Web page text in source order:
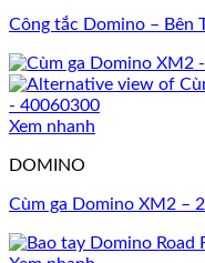
Công tắc Domino – Bên
Xem nhanh
DOMINO
Cùm ga Domino XM2 –